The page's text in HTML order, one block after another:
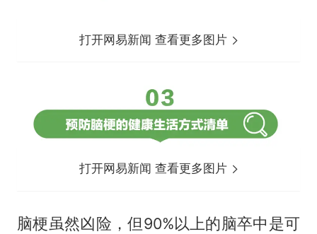
打开网易新闻 查看更多图片
打开网易新闻 查看更多图片
脑梗虽然凶险，但90%以上的脑卒中是可